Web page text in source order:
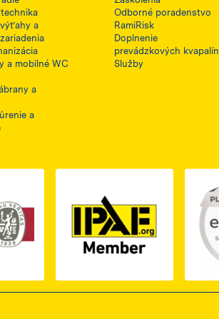
a
a mobilné WC
a
a
Odborné poradenstvo
RamiRisk
Doplnenie
prevádzkových kvapalín
Služby
ISO 1, otwiera się w nowej
do dokumentu PDF z certyfikatem ISO
Link do dokumentu